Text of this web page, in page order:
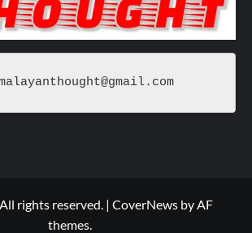
rights reserved. | CoverNews by AF
themes.